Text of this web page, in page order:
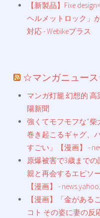
【新製品】Fixe
ヘルメットロック」
対応 - Webikeプラス
☆マンガニュー
マンガ灯籠 幻想的
陽新聞
強くてモフモフな“
巻き起こるギャグ、
すごい」【漫画】 -
原爆被害で3歳まで
親と再会するエピソ
【漫画】 -
【漫画】「金がある
コト その姿に妻の反